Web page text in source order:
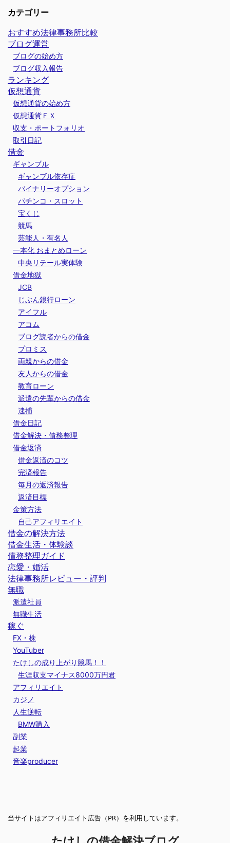
カテゴリー
おすすめ法律事務所比較
ブログ運営
ブログの始め方
ブログ収入報告
ランキング
仮想通貨
仮想通貨の始め方
仮想通貨ＦＸ
収支・ポートフォリオ
取引日記
借金
ギャンブル
ギャンブル依存症
バイナリーオプション
パチンコ・スロット
宝くじ
競馬
芸能人・有名人
一本化 おまとめローン
中央リテール実体験
借金地獄
JCB
じぶん銀行ローン
アイフル
アコム
ブログ読者からの借金
プロミス
両親からの借金
友人からの借金
教育ローン
派遣の先輩からの借金
逮捕
借金日記
借金解決・債務整理
借金返済
借金返済のコツ
完済報告
毎月の返済報告
返済目標
金策方法
自己アフィリエイト
借金の解決方法
借金生活・体験談
債務整理ガイド
恋愛・婚活
法律事務所レビュー・評判
無職
派遣社員
無職生活
稼ぐ
FX・株
YouTuber
たけしの成り上がり競馬！！
生涯収支マイナス8000万円君
アフィリエイト
カジノ
人生逆転
BMW購入
副業
起業
音楽producer
当サイトはアフィリエイト広告（PR）を利用しています。